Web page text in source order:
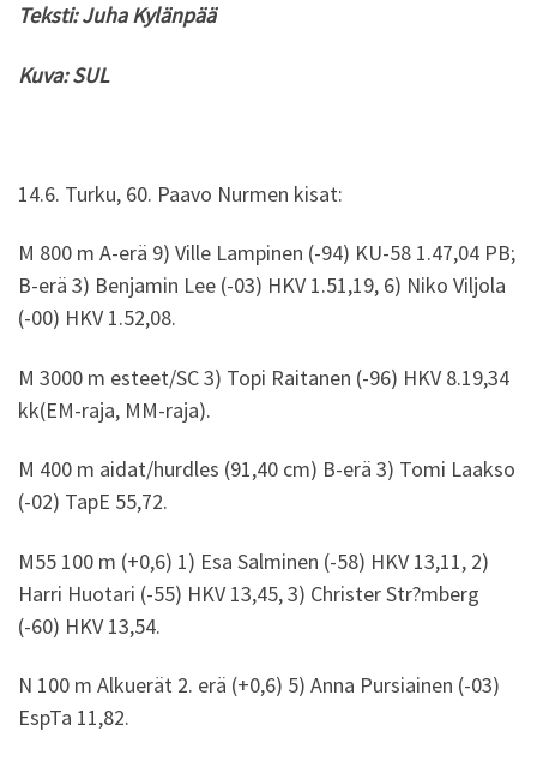
Teksti: Juha Kylänpää
Kuva: SUL
14.6. Turku, 60. Paavo Nurmen kisat:
M 800 m A-erä 9) Ville Lampinen (-94) KU-58 1.47,04 PB;
B-erä 3) Benjamin Lee (-03) HKV 1.51,19, 6) Niko Viljola
(-00) HKV 1.52,08.
M 3000 m esteet/SC 3) Topi Raitanen (-96) HKV 8.19,34
kk(EM-raja, MM-raja).
M 400 m aidat/hurdles (91,40 cm) B-erä 3) Tomi Laakso
(-02) TapE 55,72.
M55 100 m (+0,6) 1) Esa Salminen (-58) HKV 13,11, 2)
Harri Huotari (-55) HKV 13,45, 3) Christer Str?mberg
(-60) HKV 13,54.
N 100 m Alkuerät 2. erä (+0,6) 5) Anna Pursiainen (-03)
EspTa 11,82.